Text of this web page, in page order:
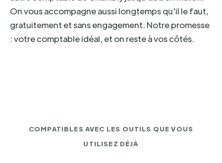
On vous accompagne aussi longtemps qu'il le faut,
gratuitement et sans engagement. Notre promesse
: votre comptable idéal, et on reste à vos côtés.
COMPATIBLES AVEC LES OUTILS QUE VOUS
UTILISEZ DÉJÀ